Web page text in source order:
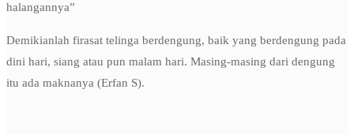
halangannya”
Demikianlah firasat telinga berdengung, baik yang berdengung pada
dini hari, siang atau pun malam hari. Masing-masing dari dengung
itu ada maknanya (Erfan S).